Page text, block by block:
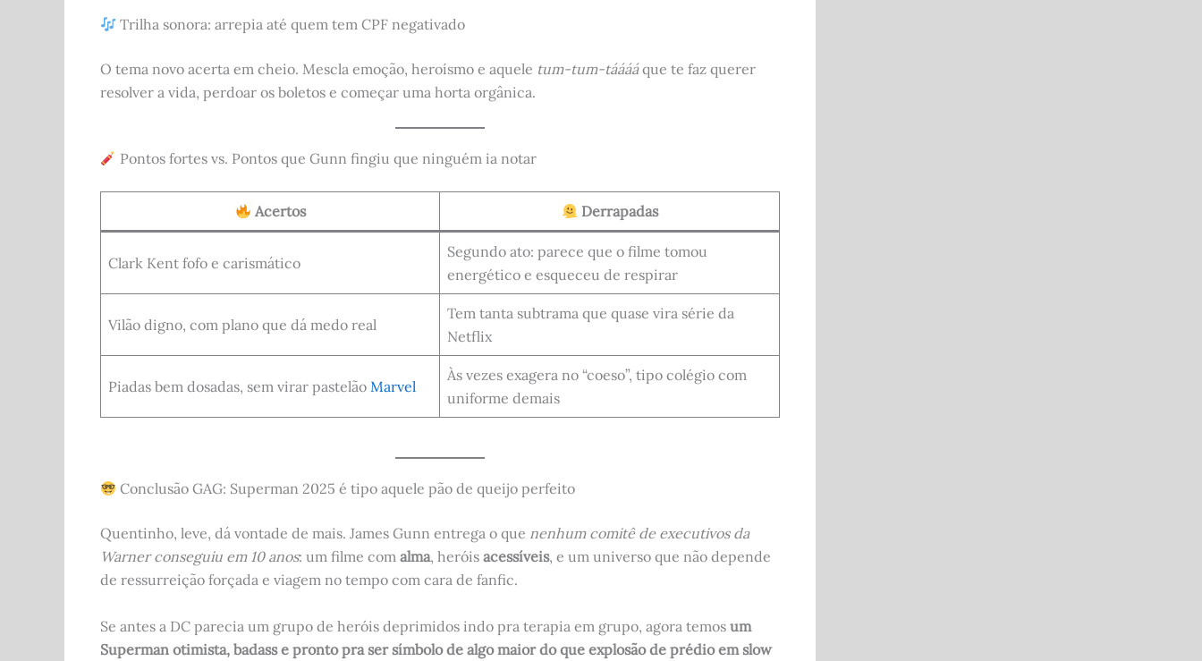
Trilha sonora: arrepia até quem tem CPF negativado
O tema novo acerta em cheio. Mescla emoção, heroísmo e aquele tum-tum-tááááque te faz querer
resolver a vida, perdoar os boletos e começar uma horta orgânica.
Pontos fortes vs. Pontos que Gunn fingiu que ninguém ia notar
Acertos Derrapadas
Clark Kent fofo e carismático
Segundo ato: parece que o filme tomou
energético e esqueceu de respirar
Vilão digno, com plano que dá medo real
Tem tanta subtrama que quase vira série da
Netflix
Piadas bem dosadas, sem virar pastelão Marvel
Às vezes exagera no “coeso”, tipo colégio com
uniforme demais
Conclusão GAG: Superman 2025 é tipo aquele pão de queijo perfeito
Quentinho, leve, dá vontade de mais. James Gunn entrega o que nenhum comitê de executivos da
Warner conseguiu em 10 anos: um filme com alma, heróis acessíveis, e um universo que não depende
de ressurreição forçada e viagem no tempo com cara de fanfic.
Se antes a DC parecia um grupo de heróis deprimidos indo pra terapia em grupo, agora temos um
Superman otimista, badass e pronto pra ser símbolo de algo maior do que explosão de prédio em slow